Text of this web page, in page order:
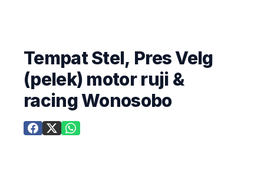
Tempat Stel, Pres Velg
(pelek) motor ruji &
racing Wonosobo